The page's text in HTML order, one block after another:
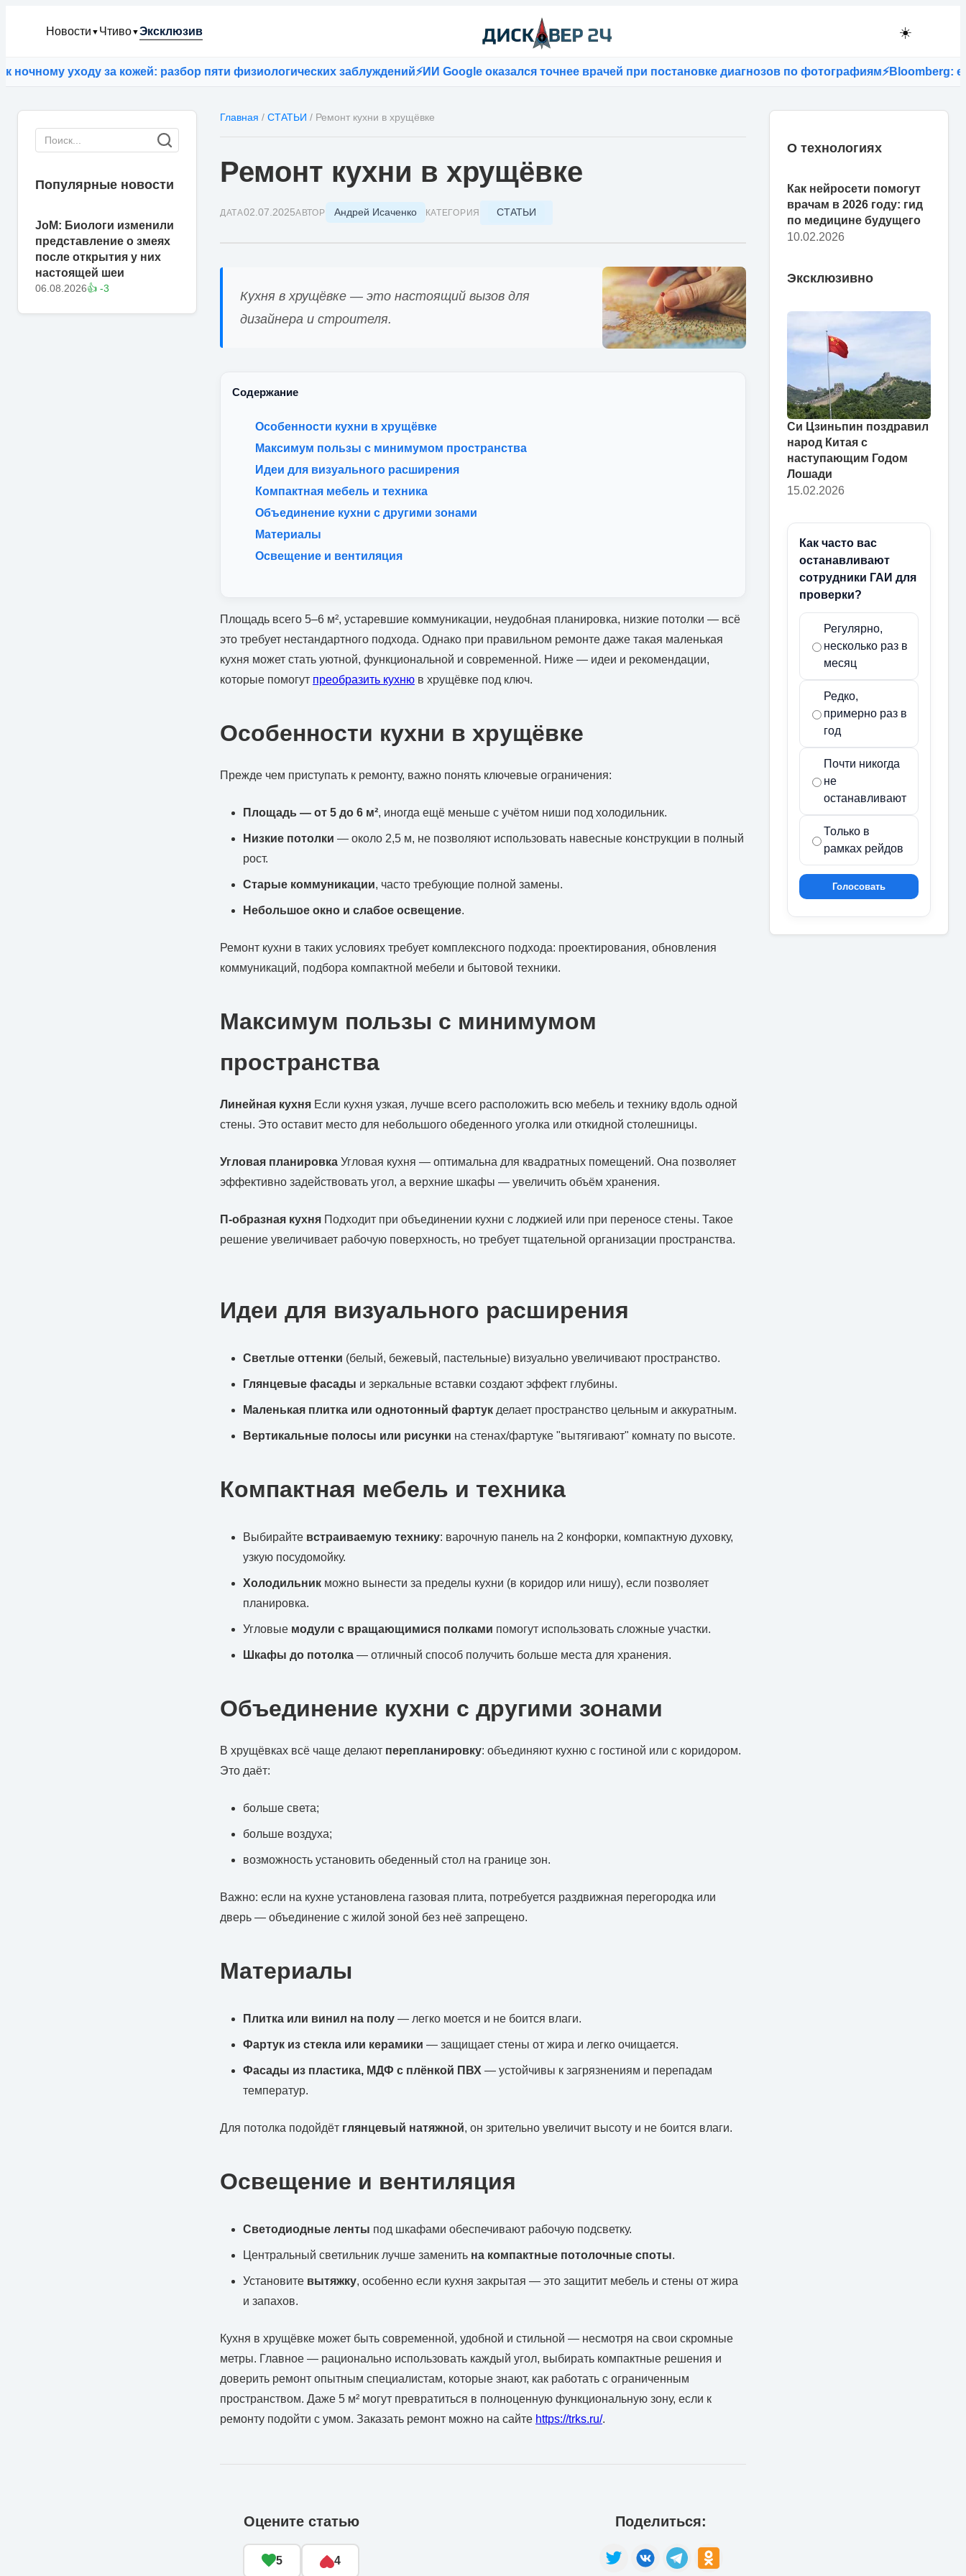
Новости ▼ Чтиво▼Эксклюзив ☀️
за кожей: разбор пяти физиологических заблуждений⚡ИИ Google оказался точнее врачей при постановке диагнозов по фотографиям⚡Bloomberg: если в США
Популярные новости
JoM: Биологи изменили
представление о змеях
после открытия у них
настоящей шеи
06.08.2026👍 -3
Главная / СТАТЬИ / Ремонт кухни в хрущёвке
Ремонт кухни в хрущёвке
ДАТА02.07.2025АВТОР Андрей Исаченко КАТЕГОРИЯ СТАТЬИ
Кухня в хрущёвке — это настоящий вызов для
дизайнера и строителя.
Содержание
Особенности кухни в хрущёвке
Максимум пользы с минимумом пространства
Идеи для визуального расширения
Компактная мебель и техника
Объединение кухни с другими зонами
Материалы
Освещение и вентиляция
Площадь всего 5–6 м², устаревшие коммуникации, неудобная планировка, низкие потолки — всё
это требует нестандартного подхода. Однако при правильном ремонте даже такая маленькая
кухня может стать уютной, функциональной и современной. Ниже — идеи и рекомендации,
которые помогут преобразить кухню в хрущёвке под ключ.
Особенности кухни в хрущёвке
Прежде чем приступать к ремонту, важно понять ключевые ограничения:
Площадь — от 5 до 6 м², иногда ещё меньше с учётом ниши под холодильник.
Низкие потолки — около 2,5 м, не позволяют использовать навесные конструкции в полный
рост.
Старые коммуникации, часто требующие полной замены.
Небольшое окно и слабое освещение.
Ремонт кухни в таких условиях требует комплексного подхода: проектирования, обновления
коммуникаций, подбора компактной мебели и бытовой техники.
Максимум пользы с минимумом
пространства
Линейная кухня Если кухня узкая, лучше всего расположить всю мебель и технику вдоль одной
стены. Это оставит место для небольшого обеденного уголка или откидной столешницы.
Угловая планировка Угловая кухня — оптимальна для квадратных помещений. Она позволяет
эффективно задействовать угол, а верхние шкафы — увеличить объём хранения.
П-образная кухня Подходит при объединении кухни с лоджией или при переносе стены. Такое
решение увеличивает рабочую поверхность, но требует тщательной организации пространства.
Идеи для визуального расширения
Светлые оттенки (белый, бежевый, пастельные) визуально увеличивают пространство.
Глянцевые фасады и зеркальные вставки создают эффект глубины.
Маленькая плитка или однотонный фартук делает пространство цельным и аккуратным.
Вертикальные полосы или рисунки на стенах/фартуке "вытягивают" комнату по высоте.
Компактная мебель и техника
Выбирайте встраиваемую технику: варочную панель на 2 конфорки, компактную духовку,
узкую посудомойку.
Холодильник можно вынести за пределы кухни (в коридор или нишу), если позволяет
планировка.
Угловые модули с вращающимися полками помогут использовать сложные участки.
Шкафы до потолка — отличный способ получить больше места для хранения.
Объединение кухни с другими зонами
В хрущёвках всё чаще делают перепланировку: объединяют кухню с гостиной или с коридором.
Это даёт:
больше света;
больше воздуха;
возможность установить обеденный стол на границе зон.
Важно: если на кухне установлена газовая плита, потребуется раздвижная перегородка или
дверь — объединение с жилой зоной без неё запрещено.
Материалы
Плитка или винил на полу — легко моется и не боится влаги.
Фартук из стекла или керамики — защищает стены от жира и легко очищается.
Фасады из пластика, МДФ с плёнкой ПВХ — устойчивы к загрязнениям и перепадам
температур.
Для потолка подойдёт глянцевый натяжной, он зрительно увеличит высоту и не боится влаги.
Освещение и вентиляция
Светодиодные ленты под шкафами обеспечивают рабочую подсветку.
Центральный светильник лучше заменить на компактные потолочные споты.
Установите вытяжку, особенно если кухня закрытая — это защитит мебель и стены от жира
и запахов.
Кухня в хрущёвке может быть современной, удобной и стильной — несмотря на свои скромные
метры. Главное — рационально использовать каждый угол, выбирать компактные решения и
доверить ремонт опытным специалистам, которые знают, как работать с ограниченным
пространством. Даже 5 м² могут превратиться в полноценную функциональную зону, если к
ремонту подойти с умом. Заказать ремонт можно на сайте https://trks.ru/.
Оцените статью
5 4
Поделиться:
О технологиях
Как нейросети помогут
врачам в 2026 году: гид
по медицине будущего
10.02.2026
Эксклюзивно
Си Цзиньпин поздравил
народ Китая с
наступающим Годом
Лошади
15.02.2026
Как часто вас
останавливают
сотрудники ГАИ для
проверки?
Регулярно,
несколько раз в
месяц
Редко,
примерно раз в
год
Почти никогда
не
останавливают
Только в
рамках рейдов
Голосовать